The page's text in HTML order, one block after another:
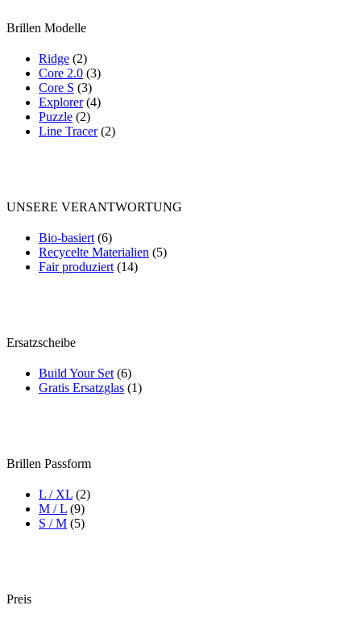
Brillen Modelle
Ridge (2)
Core 2.0 (3)
Core S (3)
Explorer (4)
Puzzle (2)
Line Tracer (2)
UNSERE VERANTWORTUNG
Bio-basiert (6)
Recycelte Materialien (5)
Fair produziert (14)
Ersatzscheibe
Build Your Set (6)
Gratis Ersatzglas (1)
Brillen Passform
L / XL (2)
M / L (9)
S / M (5)
Preis